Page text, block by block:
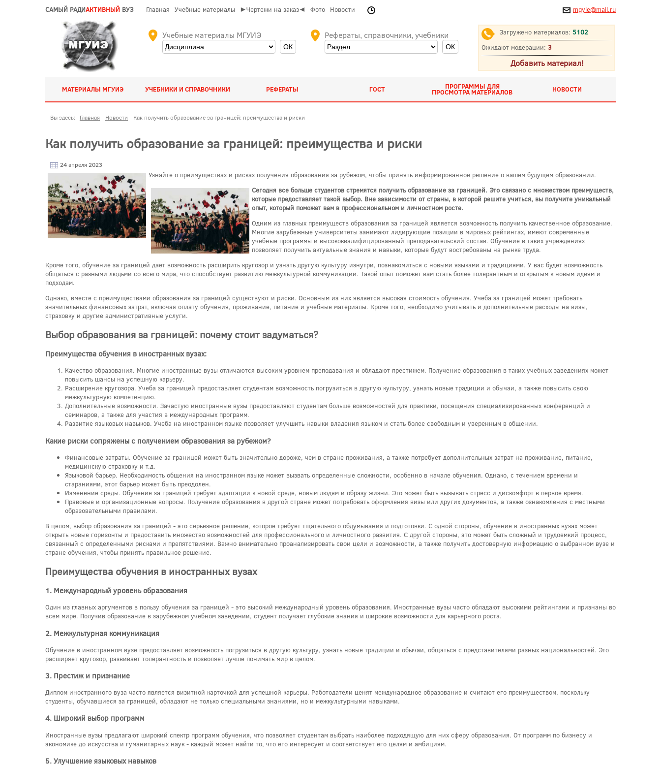
САМЫЙ РАДИАКТИВНЫЙ ВУЗ Главная Учебные материалы ►Чертежи на заказ◄ Фото Новости mgyie@mail.ru
Учебные материалы МГУИЭ Рефераты, справочники, учебники Загружено материалов: 5102
Ожидают модерации: 3
Добавить материал!
МАТЕРИАЛЫ МГУИЭ УЧЕБНИКИ И СПРАВОЧНИКИ РЕФЕРАТЫ ГОСТ ПРОГРАММЫ ДЛЯ
ПРОСМОТРА МАТЕРИАЛОВ НОВОСТИ
Вы здесь: Главная Новости Как получить образование за границей: преимущества и риски
Как получить образование за границей: преимущества и риски
24 апреля 2023
Узнайте о преимуществах и рисках получения образования за рубежом, чтобы принять информированное решение о вашем будущем образовании.
Сегодня все больше студентов стремятся получить образование за границей. Это связано с множеством преимуществ,
которые предоставляет такой выбор. Вне зависимости от страны, в которой решите учиться, вы получите уникальный
опыт, который поможет вам в профессиональном и личностном росте.
Одним из главных преимуществ образования за границей является возможность получить качественное образование.
Многие зарубежные университеты занимают лидирующие позиции в мировых рейтингах, имеют современные
учебные программы и высококвалифицированный преподавательский состав. Обучение в таких учреждениях
позволяет получить актуальные знания и навыки, которые будут востребованы на рынке труда.
Кроме того, обучение за границей дает возможность расширить кругозор и узнать другую культуру изнутри, познакомиться с новыми языками и традициями. У вас будет возможность
общаться с разными людьми со всего мира, что способствует развитию межкультурной коммуникации. Такой опыт поможет вам стать более толерантным и открытым к новым идеям и
подходам.
Однако, вместе с преимуществами образования за границей существуют и риски. Основным из них является высокая стоимость обучения. Учеба за границей может требовать
значительных финансовых затрат, включая оплату обучения, проживание, питание и учебные материалы. Кроме того, необходимо учитывать и дополнительные расходы на визы,
страховку и другие административные услуги.
Выбор образования за границей: почему стоит задуматься?
Преимущества обучения в иностранных вузах:
Качество образования. Многие иностранные вузы отличаются высоким уровнем преподавания и обладают престижем. Получение образования в таких учебных заведениях может
повысить шансы на успешную карьеру.
Расширение кругозора. Учеба за границей предоставляет студентам возможность погрузиться в другую культуру, узнать новые традиции и обычаи, а также повысить свою
межкультурную компетенцию.
Дополнительные возможности. Зачастую иностранные вузы предоставляют студентам больше возможностей для практики, посещения специализированных конференций и
семинаров, а также для участия в международных программ.
Развитие языковых навыков. Учеба на иностранном языке позволяет улучшить навыки владения языком и стать более свободным и уверенным в общении.
Какие риски сопряжены с получением образования за рубежом?
Финансовые затраты. Обучение за границей может быть значительно дороже, чем в стране проживания, а также потребует дополнительных затрат на проживание, питание,
медицинскую страховку и т.д.
Языковой барьер. Необходимость общения на иностранном языке может вызвать определенные сложности, особенно в начале обучения. Однако, с течением времени и
стараниями, этот барьер может быть преодолен.
Изменение среды. Обучение за границей требует адаптации к новой среде, новым людям и образу жизни. Это может быть вызывать стресс и дискомфорт в первое время.
Правовые и организационные вопросы. Получение образования в другой стране может потребовать оформления визы или других документов, а также ознакомления с местными
образовательными правилами.
В целом, выбор образования за границей - это серьезное решение, которое требует тщательного обдумывания и подготовки. С одной стороны, обучение в иностранных вузах может
открыть новые горизонты и предоставить множество возможностей для профессионального и личностного развития. С другой стороны, это может быть сложный и трудоемкий процесс,
связанный с определенными рисками и препятствиями. Важно внимательно проанализировать свои цели и возможности, а также получить достоверную информацию о выбранном вузе и
стране обучения, чтобы принять правильное решение.
Преимущества обучения в иностранных вузах
1. Международный уровень образования
Один из главных аргументов в пользу обучения за границей - это высокий международный уровень образования. Иностранные вузы часто обладают высокими рейтингами и признаны во
всем мире. Получив образование в зарубежном учебном заведении, студент получает глубокие знания и широкие возможности для карьерного роста.
2. Межкультурная коммуникация
Обучение в иностранном вузе предоставляет возможность погрузиться в другую культуру, узнать новые традиции и обычаи, общаться с представителями разных национальностей. Это
расширяет кругозор, развивает толерантность и позволяет лучше понимать мир в целом.
3. Престиж и признание
Диплом иностранного вуза часто является визитной карточкой для успешной карьеры. Работодатели ценят международное образование и считают его преимуществом, поскольку
студенты, обучавшиеся за границей, обладают не только специальными знаниями, но и межкультурными навыками.
4. Широкий выбор программ
Иностранные вузы предлагают широкий спектр программ обучения, что позволяет студентам выбрать наиболее подходящую для них сферу образования. От программ по бизнесу и
экономике до искусства и гуманитарных наук - каждый может найти то, что его интересует и соответствует его целям и амбициям.
5. Улучшение языковых навыков